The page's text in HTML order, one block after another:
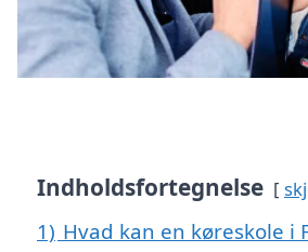
Indholdsfortegnelse
1) Hvad kan en køreskole i